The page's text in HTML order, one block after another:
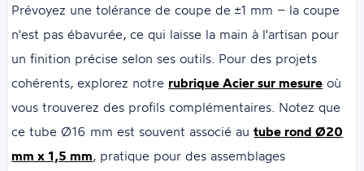
Prévoyez une tolérance de coupe de ±1 mm – la coupe
n'est pas ébavurée, ce qui laisse la main à l'artisan pour
un finition précise selon ses outils. Pour des projets
cohérents, explorez notre rubrique Acier sur mesure où
vous trouverez des profils complémentaires. Notez que
ce tube Ø16 mm est souvent associé autube rond Ø20
mm x 1,5 mm, pratique pour des assemblages